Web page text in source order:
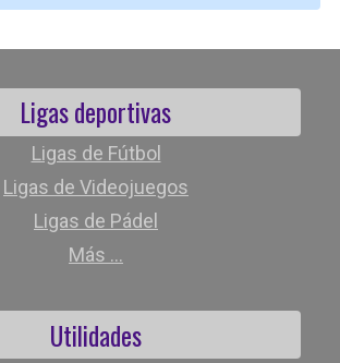
Ligas deportivas
Ligas de Fútbol
Ligas de Videojuegos
Ligas de Pádel
Más ...
Utilidades